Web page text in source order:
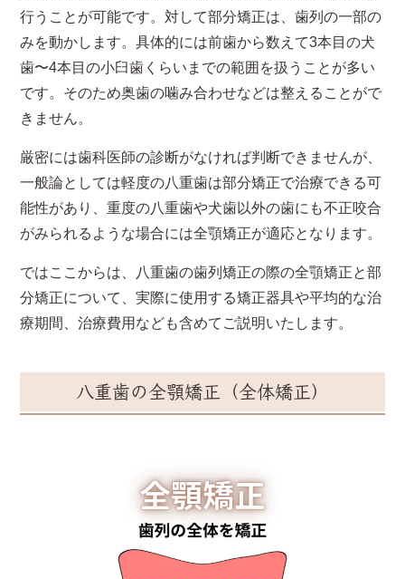
行うことが可能です。対して部分矯正は、歯列の一部の
みを動かします。具体的には前歯から数えて3本目の犬
歯〜4本目の小臼歯くらいまでの範囲を扱うことが多い
です。そのため奥歯の噛み合わせなどは整えることがで
きません。
厳密には歯科医師の診断がなければ判断できませんが、
一般論としては軽度の八重歯は部分矯正で治療できる可
能性があり、重度の八重歯や犬歯以外の歯にも不正咬合
がみられるような場合には全顎矯正が適応となります。
ではここからは、八重歯の歯列矯正の際の全顎矯正と部
分矯正について、実際に使用する矯正器具や平均的な治
療期間、治療費用なども含めてご説明いたします。
八重歯の全顎矯正（全体矯正）